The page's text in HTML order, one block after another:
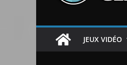
JEUX VIDÉO